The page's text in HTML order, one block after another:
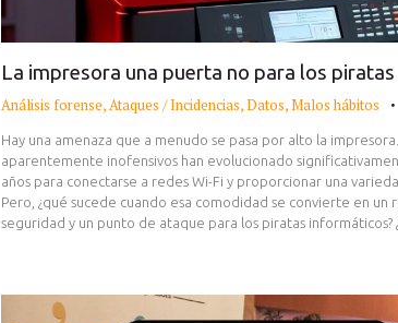
La impresora una puerta no para los
Análisis forense,Ataques / Incidencias,Datos,Malos hábitos
Hay una amenaza que a menudo se pasa por alto la
aparentemente inofensivos han evolucionado
años para conectarse a redes Wi-Fi y proporcionar una
Pero, ¿qué sucede cuando esa comodidad se convierte en un
seguridad y un punto de ataque para los piratas informáticos?